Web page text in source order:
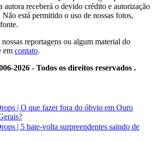
autora receberá o devido crédito e autorização
está permitido o uso de nossas fotos,
reportagens ou algum material do
em contato.
2026 - Todos os direitos reservados .
| O que fazer fora do óbvio em Ouro
| 5 bate-volta surpreendentes saindo de